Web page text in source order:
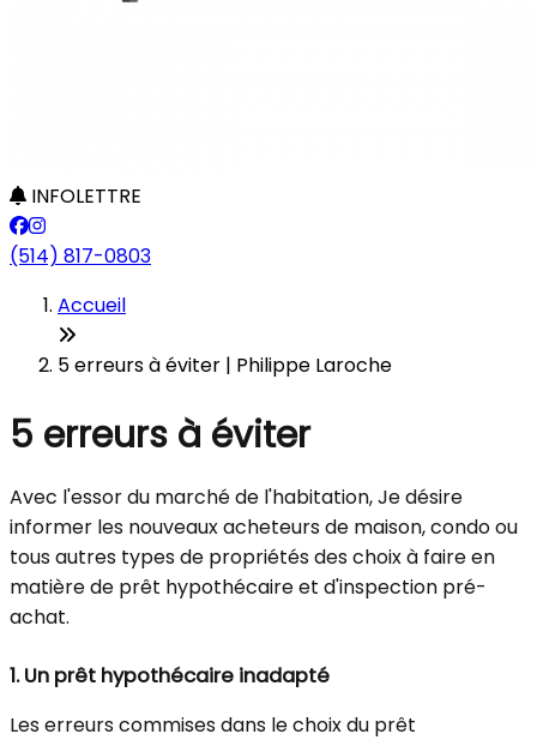
INFOLETTRE
(514) 817-0803
Accueil
5 erreurs à éviter | Philippe Laroche
5 erreurs à éviter
Avec l'essor du marché de l'habitation, Je désire
informer les nouveaux acheteurs de maison, condo ou
tous autres types de propriétés des choix à faire en
matière de prêt hypothécaire et d'inspection pré-
achat.
1.Un prêt hypothécaire inadapté
Les erreurs commises dans le choix du prêt